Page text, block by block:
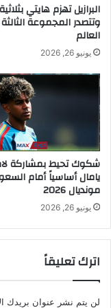
البرازيل تهزم هايتي
وتتصدر المجموعة
العالم
يونيو 26, 2026
شكوك تحيط بمشاركة
يامال أساسياً أمام
مونديال 2026
يونيو 26, 2026
اترك تعليقاً
لن يتم نشر عنوان بريدك